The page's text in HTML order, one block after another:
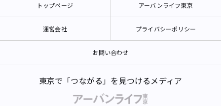
トップページ アーバンライフ東京
運営会社 プライバシーポリシー
お問い合わせ
東京で「つながる」を見つけるメディア